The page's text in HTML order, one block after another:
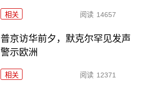
相关 阅读 14657
普京访华前夕，默克尔罕见发声
警示欧洲
相关 阅读 12371